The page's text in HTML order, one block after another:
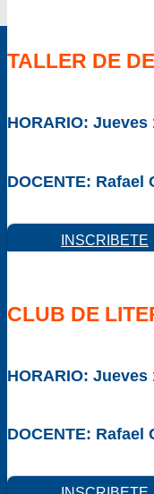
TALLER DE
HORARIO: Jueves
DOCENTE: Rafael
INSCRIBETE
CLUB DE
HORARIO: Jueves
DOCENTE: Rafael